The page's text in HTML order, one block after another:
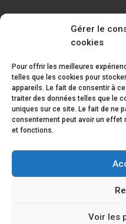
Gérer le
cookies
Pour offrir les meilleures
telles que les cookies pour
appareils. Le fait de consentir à
traiter des données telles que le
uniques sur ce site. Le fait de ne
consentement peut avoir un
et fonctions.
Voir les
Entretien et